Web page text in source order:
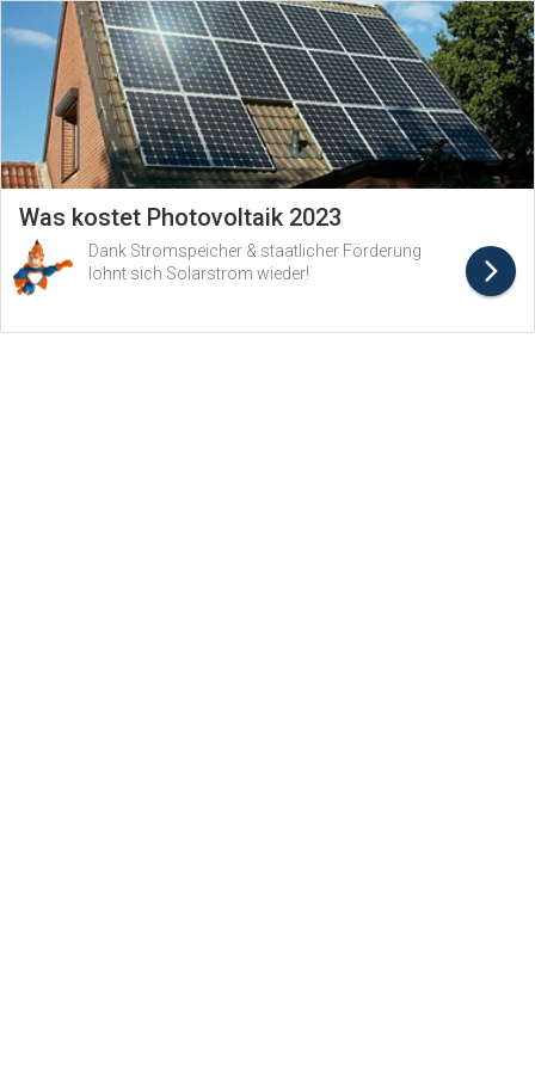
Was kostet Photovoltaik 2023
Dank Stromspeicher & staatlicher Förderung
lohnt sich Solarstrom wieder!